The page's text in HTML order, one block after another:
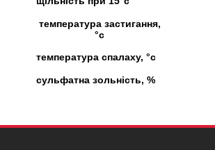
температура застигання,
°c
температура спалаху, °c
сульфатна зольність, %